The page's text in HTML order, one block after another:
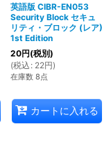
英語版 CIBR-EN053
Security Block セキュ
リティ・ブロック (レア)
1st Edition
20円(税別)
(税込 : 22円)
在庫数 8点
カートに入れる